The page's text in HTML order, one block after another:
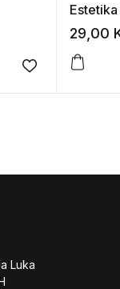
Add to wishlist
novih
29,00
Luka